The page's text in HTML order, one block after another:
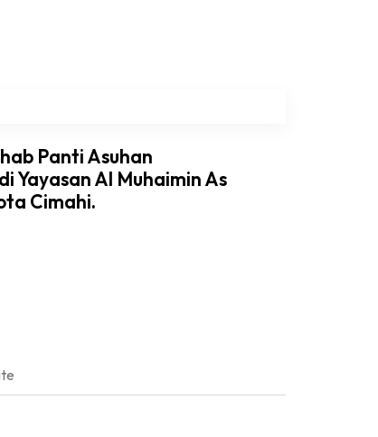
Panti Asuhan
Yayasan Al Muhaimin As
Cimahi.